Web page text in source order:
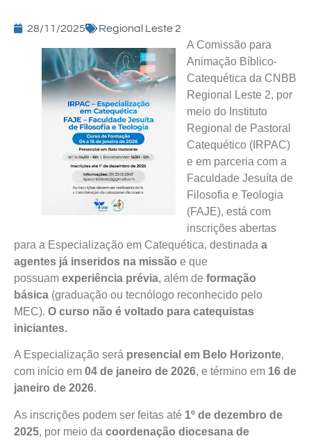
28/11/2025 Regional Leste 2
A Comissão para
Animação Bíblico-
Catequética da CNBB
Regional Leste 2, por
meio do Instituto
Regional de Pastoral
Catequético (IRPAC)
e em parceria com a
Faculdade Jesuíta de
Filosofia e Teologia
(FAJE), está com
inscrições abertas
para a Especialização em Catequética, destinada a
agentes já inseridos na missão e que
possuam experiência prévia, além de formação
básica (graduação ou tecnólogo reconhecido pelo
MEC). O curso não é voltado para catequistas
iniciantes.
A Especialização será presencial em Belo Horizonte,
com início em 04 de janeiro de 2026, e término em 16 de
janeiro de 2026.
As inscrições podem ser feitas até 1º de dezembro de
2025, por meio da coordenação diocesana de